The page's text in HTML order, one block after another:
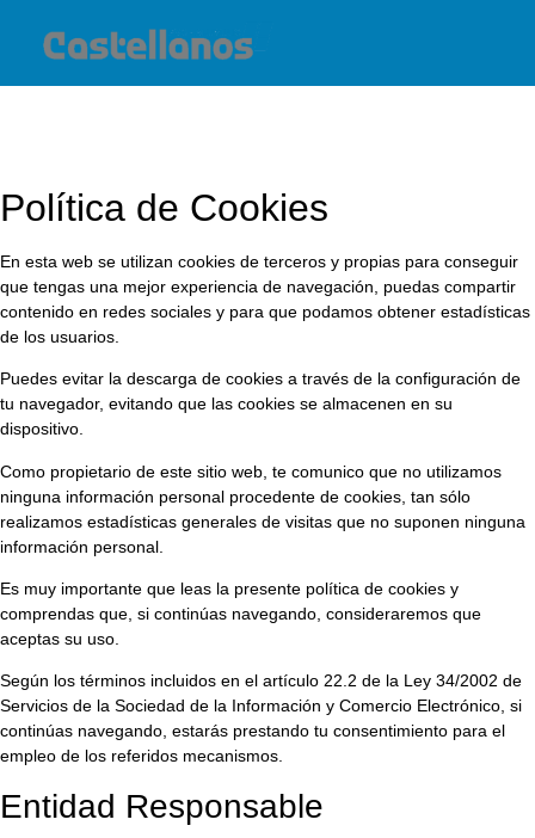
Política de Cookies
En esta web se utilizan cookies de terceros y propias para conseguir
que tengas una mejor experiencia de navegación, puedas compartir
contenido en redes sociales y para que podamos obtener estadísticas
de los usuarios.
Puedes evitar la descarga de cookies a través de la configuración de
tu navegador, evitando que las cookies se almacenen en su
dispositivo.
Como propietario de este sitio web, te comunico que no utilizamos
ninguna información personal procedente de cookies, tan sólo
realizamos estadísticas generales de visitas que no suponen ninguna
información personal.
Es muy importante que leas la presente política de cookies y
comprendas que, si continúas navegando, consideraremos que
aceptas su uso.
Según los términos incluidos en el artículo 22.2 de la Ley 34/2002 de
Servicios de la Sociedad de la Información y Comercio Electrónico, si
continúas navegando, estarás prestando tu consentimiento para el
empleo de los referidos mecanismos.
Entidad Responsable